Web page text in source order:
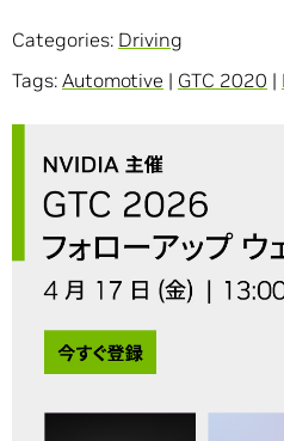
Categories: Driving
Tags: Automotive | GTC 2020 |